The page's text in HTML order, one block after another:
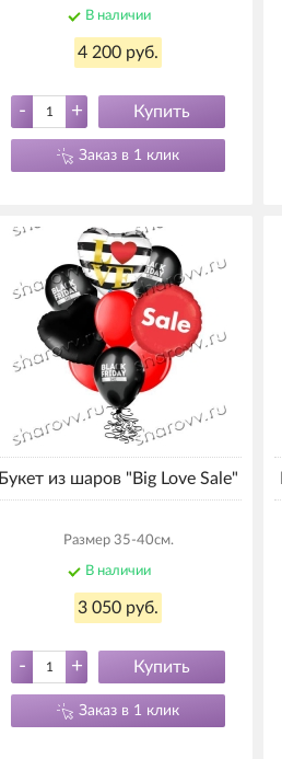
В наличии
4 200 руб.
- + Купить
Заказ в 1 клик
Букет из шаров "Big Love Sale"
Размер 35-40см.
В наличии
3 050 руб.
- + Купить
Заказ в 1 клик